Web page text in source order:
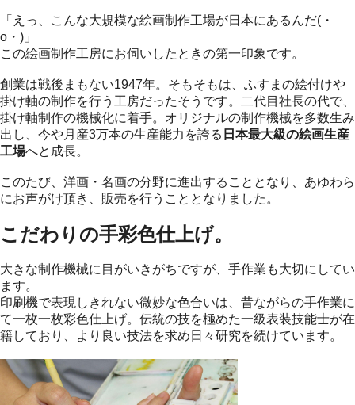
「えっ、こんな大規模な絵画制作工場が日本にあるんだ(・
o・)」
この絵画制作工房にお伺いしたときの第一印象です。
創業は戦後まもない1947年。そもそもは、ふすまの絵付けや
掛け軸の制作を行う工房だったそうです。二代目社長の代で、
掛け軸制作の機械化に着手。オリジナルの制作機械を多数生み
出し、今や月産3万本の生産能力を誇る 日本最大級の絵画生産
工場へと成長。
このたび、洋画・名画の分野に進出することとなり、あゆわら
にお声がけ頂き、販売を行うこととなりました。
こだわりの手彩色仕上げ。
大きな制作機械に目がいきがちですが、手作業も大切にしてい
ます。
印刷機で表現しきれない微妙な色合いは、昔ながらの手作業に
て一枚一枚彩色仕上げ。伝統の技を極めた一級表装技能士が在
籍しており、より良い技法を求め日々研究を続けています。